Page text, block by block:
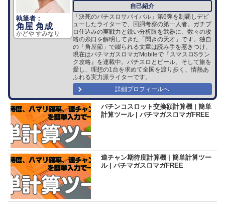
角屋 角成
かどや すみなり
「決死のパチスロサバイバル」第6弾を制覇しデビ
ューしたライターで、回胴考察の第一人者。ガチプ
ロ仕込みの実戦力と鋭い分析眼を武器に、数々の攻
略の糸口を解明してきた「閃きの天才」です。独自
の「角屋節」で綴られる文章は読み手を惹きつけ、
現在はパチマガスロマガMobileで『スマスロSラン
ク攻略』を連載中。パチスロとビール、そして旅を
愛し、理想の1台を求めて全国を渡り歩く、情熱あ
ふれる実力派ライターです。
詳細プロフィールへ
パチンコスロット交換額計算機 | 簡単
計算ツール | パチマガスロマガFREE
連チャン期待度計算機 | 簡単計算ツー
ル | パチマガスロマガFREE